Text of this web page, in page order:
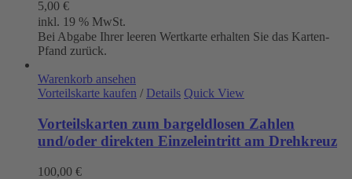
5,00 €
inkl. 19 % MwSt.
Bei Abgabe Ihrer leeren Wertkarte erhalten Sie das Karten-
Pfand zurück.
Warenkorb ansehen
Vorteilskarte kaufen / Details Quick View
Vorteilskarten zum bargeldlosen Zahlen
und/oder direkten Einzeleintritt am Drehkreuz
100,00 €